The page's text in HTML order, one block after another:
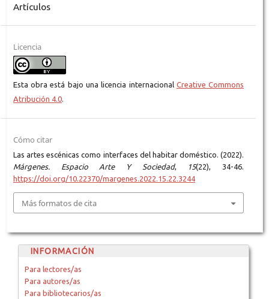
Artículos
Licencia
Esta obra está bajo una licencia internacional Creative Commons
Atribución 4.0.
Cómo citar
Las artes escénicas como interfaces del habitar doméstico. (2022).
Márgenes. Espacio Arte Y Sociedad, 15(22), 34-46.
https://doi.org/10.22370/margenes.2022.15.22.3244
Más formatos de cita
INFORMACIÓN
Para lectores/as
Para autores/as
Para bibliotecarios/as